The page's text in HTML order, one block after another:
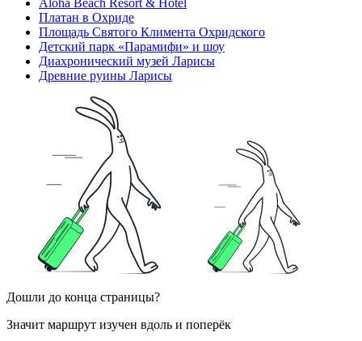
Aloha Beach Resort & Hotel
Платан в Охриде
Площадь Святого Климента Охридского
Детский парк «Парамифи» и шоу
Диахронический музей Ларисы
Древние руины Ларисы
Дошли до конца страницы?
Значит маршрут изучен вдоль и поперёк